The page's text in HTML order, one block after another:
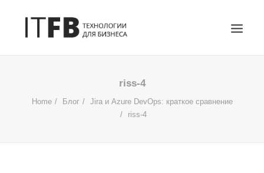
DEVOPS
АДМИНИСТРИРОВАНИЕ СЕРВЕРОВ
riss-4
Home Блог
Jira и Azure DevOps: краткое сравнение
riss-4